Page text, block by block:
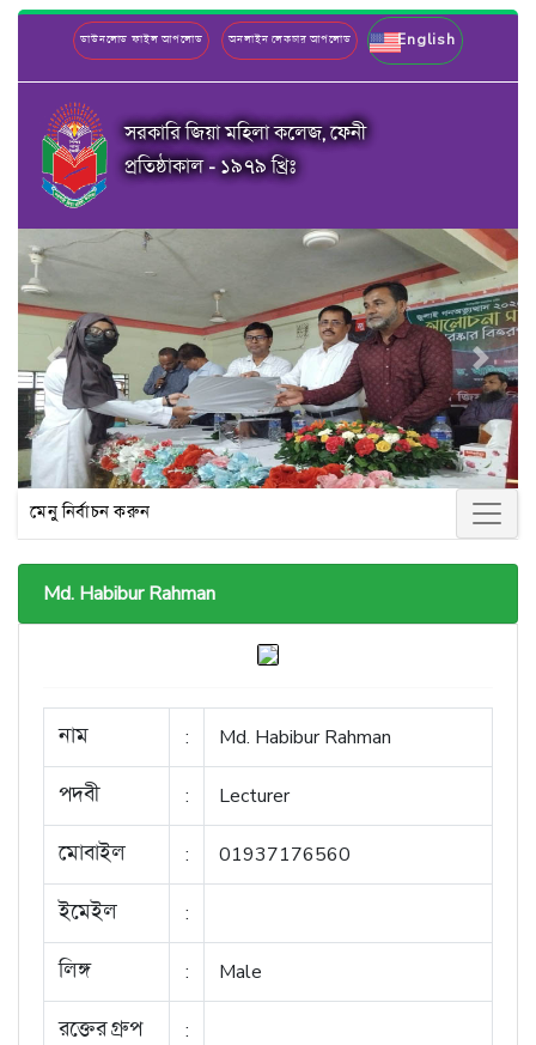
ডাউনলোড ফাইল আপলোড অনলাইন লেকচার আপলোড English
সরকারি জিয়া মহিলা কলেজ, ফেনী
প্রতিষ্ঠাকাল - ১৯৭৯ খ্রিঃ
Previous Next
মেনু নির্বাচন করুন
Md. Habibur Rahman
নাম : Md. Habibur Rahman
পদবী : Lecturer
মোবাইল : 01937176560
ইমেইল :
লিঙ্গ : Male
রক্তের গ্রুপ :